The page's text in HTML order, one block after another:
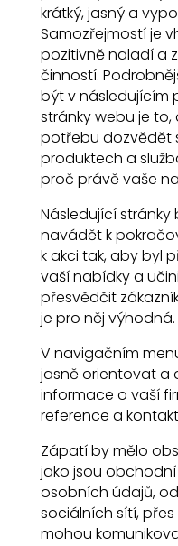
krátký, jasný a
Samozřejmostí je
pozitivně naladí a
činností.
být v následujícím
stránky webu je
potřebu dozvědět
produktech a
proč právě vaše
Následující stránky
navádět k
k akci tak, aby byl
vaší nabídky a
přesvědčit
je pro něj výhodná.
V navigačním
jasně orientovat a
informace o vaší
reference a
Zápatí by mělo
jako jsou
osobních údajů,
sociálních sítí,
mohou